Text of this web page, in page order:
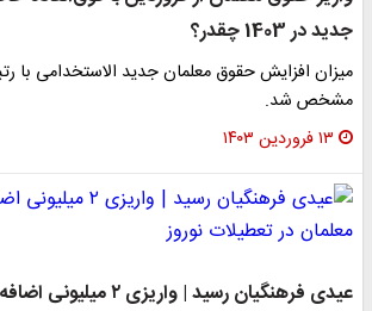
جدید در 1403 چقدر؟
مشخص شد.
۱۳ فروردین ۱۴۰۳
عیدی فرهنگیان رسید |